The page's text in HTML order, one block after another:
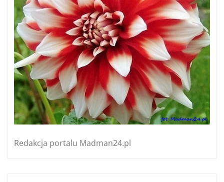
Redakcja portalu Madman24.pl